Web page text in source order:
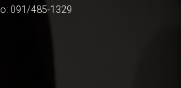
091/485-1329